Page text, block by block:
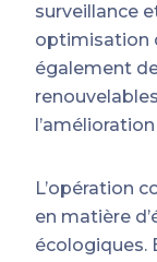
surveillance
optimisation
également
L’opération
en matière
écologiques.